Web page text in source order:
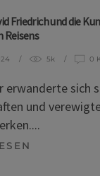
Friedrich und die
Reisens
5k 0
erwanderte sich
und